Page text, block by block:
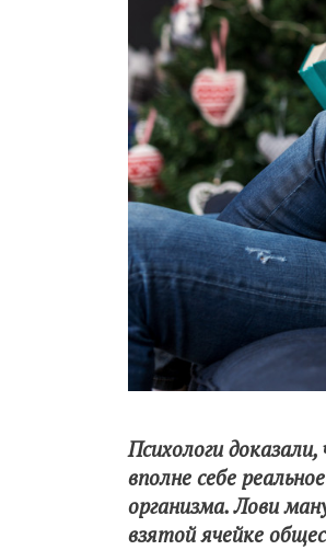
Психологи
вполне себе
организма. Лови
взятой ячейке